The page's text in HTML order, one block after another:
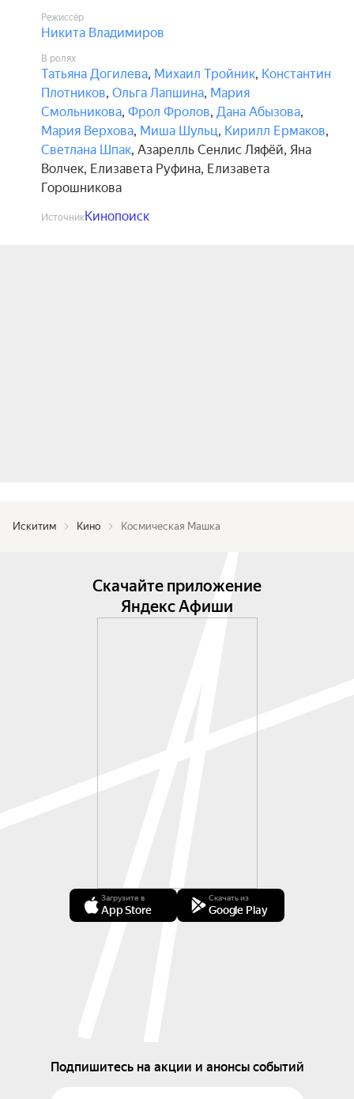
Режиссёр
Никита Владимиров
В ролях
Татьяна Догилева, Михаил Тройник, Константин
Плотников, Ольга Лапшина, Мария
Смольникова, Фрол Фролов, Дана Абызова,
Мария Верхова, Миша Шульц, Кирилл Ермаков,
Светлана Шпак, Азарелль Сенлис Ляфёй, Яна
Волчек, Елизавета Руфина, Елизавета
Горошникова
ИсточникКинопоиск
Искитим Кино Космическая Машка
Скачайте приложение
Яндекс Афиши
Загрузите в
App Store
Скачать из
Google Play
Подпишитесь на акции и анонсы событий